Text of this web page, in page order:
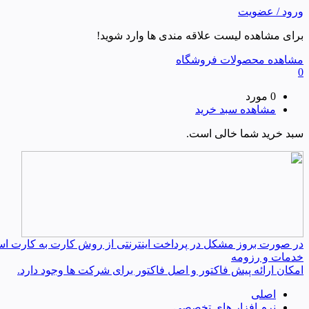
ورود / عضویت
برای مشاهده لیست علاقه مندی ها وارد شوید!
مشاهده محصولات فروشگاه
0
0 مورد
مشاهده سبد خرید
سبد خرید شما خالی است.
در صورت بروز مشکل در پرداخت اینترنتی از روش کارت به کارت
خدمات و رزومه
امکان ارائه پیش فاکتور و اصل فاکتور برای شرکت ها وجود دارد.
اصلی